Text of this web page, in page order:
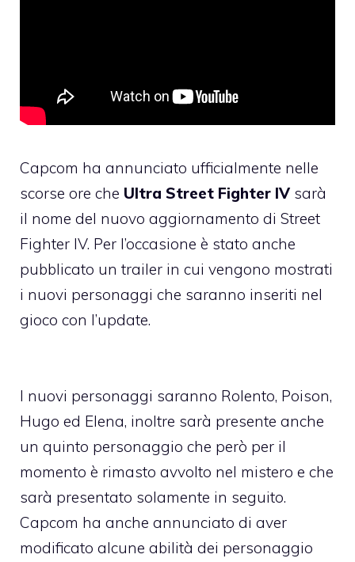
Capcom ha annunciato ufficialmente nelle
scorse ore che Ultra Street Fighter IV sarà
il nome del nuovo aggiornamento di Street
Fighter IV. Per l’occasione è stato anche
pubblicato un trailer in cui vengono mostrati
i nuovi personaggi che saranno inseriti nel
gioco con l’update.
I nuovi personaggi saranno Rolento, Poison,
Hugo ed Elena, inoltre sarà presente anche
un quinto personaggio che però per il
momento è rimasto avvolto nel mistero e che
sarà presentato solamente in seguito.
Capcom ha anche annunciato di aver
modificato alcune abilità dei personaggio